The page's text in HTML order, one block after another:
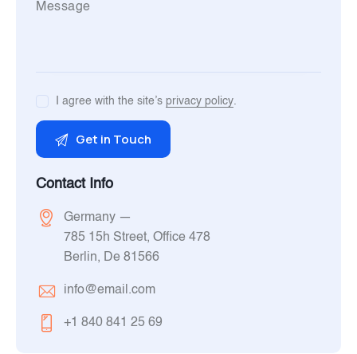
I agree with the site’sprivacy policy.
Contact Info
Germany —
785 15h Street, Office 478
Berlin, De 81566
info@email.com
+1 840 841 25 69